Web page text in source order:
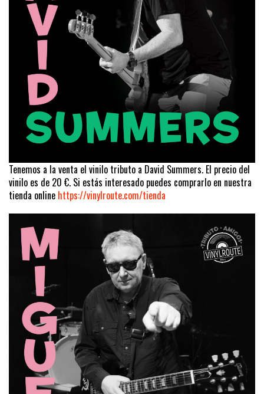
Tenemos a la venta el vinilo tributo a David Summers. El precio del
vinilo es de 20 €. Si estás interesado puedes comprarlo en nuestra
tienda online https://vinylroute.com/tienda